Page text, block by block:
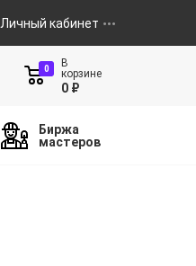
Личный кабинет
0
В
корзине
0 ₽
Биржа
мастеров